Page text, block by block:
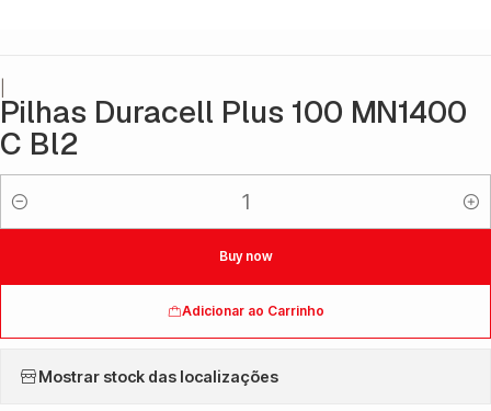
Pilhas Duracell Plus 100 MN1400
C Bl2
Quantidade
Adicionar ao Carrinho
Buy now
Mostrar stock das localizações